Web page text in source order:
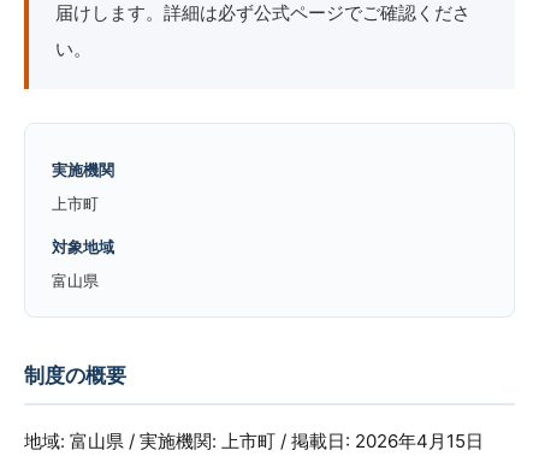
届けします。詳細は必ず公式ページでご確認くださ
い。
実施機関
上市町
対象地域
富山県
制度の概要
地域: 富山県 / 実施機関: 上市町 / 掲載日: 2026年4月15日